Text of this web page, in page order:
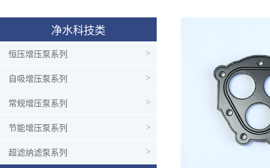
净水科技类
恒压增压泵系列 >
自吸增压泵系列 >
常规增压泵系列 >
节能增压泵系列 >
超滤纳滤泵系列 >